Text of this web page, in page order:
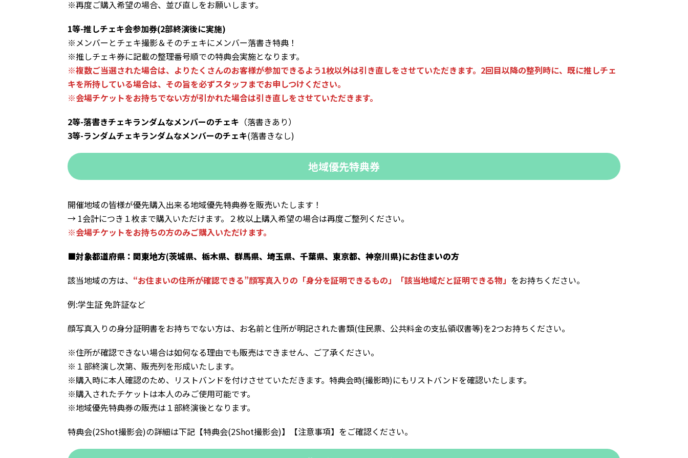
※再度ご購入希望の場合、並び直しをお願いします。
1等-推しチェキ会参加券(2部終演後に実施)
※メンバーとチェキ撮影＆そのチェキにメンバー落書き特典！
※推しチェキ券に記載の整理番号順での特典会実施となります。
※複数ご当選された場合は、よりたくさんのお客様が参加できるよう1枚以外は引き直しをさせていただきます。2回目以降の整列時に、既に推しチェ
キを所持している場合は、その旨を必ずスタッフまでお申しつけください。
※会場チケットをお持ちでない方が引かれた場合は引き直しをさせていただきます。
2等-落書きチェキランダムなメンバーのチェキ （落書きあり）
3等-ランダムチェキランダムなメンバーのチェキ(落書きなし)
地域優先特典券
開催地域の皆様が優先購入出来る地域優先特典券を販売いたします！
→ 1会計につき１枚まで購入いただけます。２枚以上購入希望の場合は再度ご整列ください。
※会場チケットをお持ちの方のみご購入いただけます。
■対象都道府県：関東地方(茨城県、栃木県、群馬県、埼玉県、千葉県、東京都、神奈川県)にお住まいの方
該当地域の方は、 “お住まいの住所が確認できる”顔写真入りの「身分を証明できるもの」「該当地域だと証明できる物」 をお持ちください。
例:学生証 免許証など
顔写真入りの身分証明書をお持ちでない方は、お名前と住所が明記された書類(住民票、公共料金の支払領収書等)を2つお持ちください。
※住所が確認できない場合は如何なる理由でも販売はできません、ご了承ください。
※１部終演し次第、販売列を形成いたします。
※購入時に本人確認のため、リストバンドを付けさせていただきます。特典会時(撮影時)にもリストバンドを確認いたします。
※購入されたチケットは本人のみご使用可能です。
※地域優先特典券の販売は１部終演後となります。
特典会(2Shot撮影会)の詳細は下記【特典会(2Shot撮影会)】【注意事項】をご確認ください。